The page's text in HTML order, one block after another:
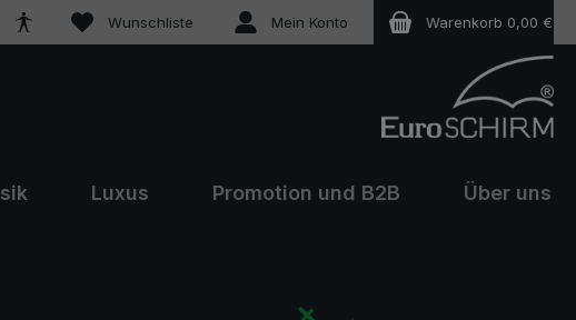
Wunschliste Du hast 0 Produkte auf dem Merkzettel
Mein Konto Warenkorb 0,00 €
Luxus Promotion und B2B Über uns